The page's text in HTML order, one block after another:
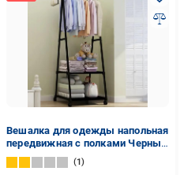
Вешалка для одежды напольная
передвижная с полками Черный
(3860)
1